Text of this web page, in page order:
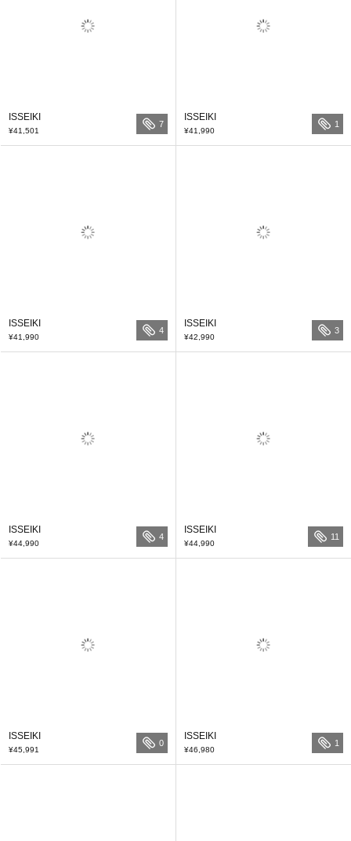
ISSEIKI
¥41,501
7
ISSEIKI
¥41,990
1
ISSEIKI
¥41,990
4
ISSEIKI
¥42,990
3
ISSEIKI
¥44,990
4
ISSEIKI
¥44,990
11
ISSEIKI
¥45,991
0
ISSEIKI
¥46,980
1